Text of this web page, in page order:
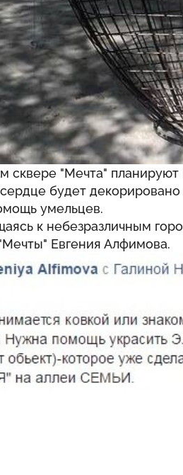
сквере "Мечта"
будет
умельцев.
к небезразличным
Евгения Алфимова.